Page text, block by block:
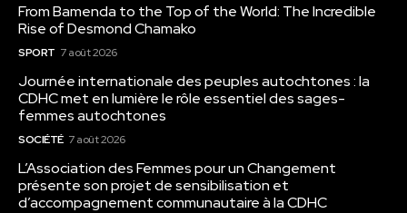
From Bamenda to the Top of the World: The Incredible
Rise of Desmond Chamako
SPORT 7 août 2026
Journée internationale des peuples autochtones : la
CDHC met en lumière le rôle essentiel des sages-
femmes autochtones
SOCIÉTÉ 7 août 2026
L’Association des Femmes pour un Changement
présente son projet de sensibilisation et
d’accompagnement communautaire à la CDHC